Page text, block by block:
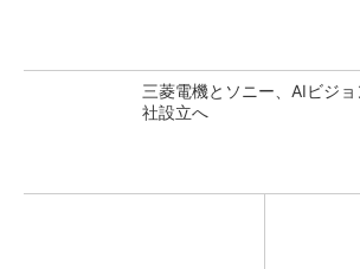
三菱電機とソニー、AIビジ
社設立へ